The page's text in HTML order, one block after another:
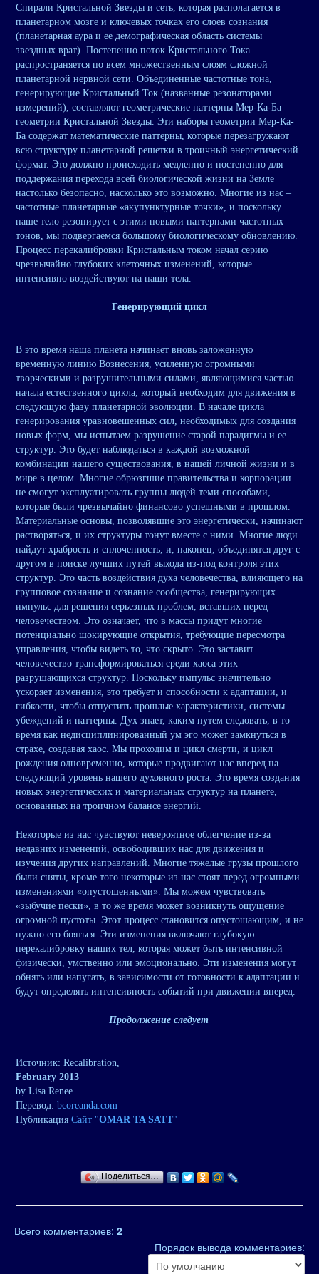
Спирали Кристальной Звезды и сеть, которая располагается в
планетарном мозге и ключевых точках его слоев сознания
(планетарная аура и ее демографическая область системы
звездных врат). Постепенно поток Кристального Тока
распространяется по всем множественным слоям сложной
планетарной нервной сети. Объединенные частотные тона,
генерирующие Кристальный Ток (названные резонаторами
измерений), составляют геометрические паттерны Мер-Ка-Ба
геометрии Кристальной Звезды. Эти наборы геометрии Мер-Ка-
Ба содержат математические паттерны, которые перезагружают
всю структуру планетарной решетки в троичный энергетический
формат. Это должно происходить медленно и постепенно для
поддержания перехода всей биологической жизни на Земле
настолько безопасно, насколько это возможно. Многие из нас –
частотные планетарные «акупунктурные точки», и поскольку
наше тело резонирует с этими новыми паттернами частотных
тонов, мы подвергаемся большому биологическому обновлению.
Процесс перекалибровки Кристальным током начал серию
чрезвычайно глубоких клеточных изменений, которые
интенсивно воздействуют на наши тела.
Генерирующий цикл
В это время наша планета начинает вновь заложенную
временную линию Вознесения, усиленную огромными
творческими и разрушительными силами, являющимися частью
начала естественного цикла, который необходим для движения в
следующую фазу планетарной эволюции. В начале цикла
генерирования уравновешенных сил, необходимых для создания
новых форм, мы испытаем разрушение старой парадигмы и ее
структур. Это будет наблюдаться в каждой возможной
комбинации нашего существования, в нашей личной жизни и в
мире в целом. Многие обрюзгшие правительства и корпорации
не смогут эксплуатировать группы людей теми способами,
которые были чрезвычайно финансово успешными в прошлом.
Материальные основы, позволявшие это энергетически, начинают
растворяться, и их структуры тонут вместе с ними. Многие люди
найдут храбрость и сплоченность, и, наконец, объединятся друг с
другом в поиске лучших путей выхода из-под контроля этих
структур. Это часть воздействия духа человечества, влияющего на
групповое сознание и сознание сообщества, генерирующих
импульс для решения серьезных проблем, вставших перед
человечеством. Это означает, что в массы придут многие
потенциально шокирующие открытия, требующие пересмотра
управления, чтобы видеть то, что скрыто. Это заставит
человечество трансформироваться среди хаоса этих
разрушающихся структур. Поскольку импульс значительно
ускоряет изменения, это требует и способности к адаптации, и
гибкости, чтобы отпустить прошлые характеристики, системы
убеждений и паттерны. Дух знает, каким путем следовать, в то
время как недисциплинированный ум эго может замкнуться в
страхе, создавая хаос. Мы проходим и цикл смерти, и цикл
рождения одновременно, которые продвигают нас вперед на
следующий уровень нашего духовного роста. Это время создания
новых энергетических и материальных структур на планете,
основанных на троичном балансе энергий.
Некоторые из нас чувствуют невероятное облегчение из-за
недавних изменений, освободивших нас для движения и
изучения других направлений. Многие тяжелые грузы прошлого
были сняты, кроме того некоторые из нас стоят перед огромными
изменениями «опустошенными». Мы можем чувствовать
«зыбучие пески», в то же время может возникнуть ощущение
огромной пустоты. Этот процесс становится опустошающим, и не
нужно его бояться. Эти изменения включают глубокую
перекалибровку наших тел, которая может быть интенсивной
физически, умственно или эмоционально. Эти изменения могут
обнять или напугать, в зависимости от готовности к адаптации и
будут определять интенсивность событий при движении вперед.
Продолжение следует
Источник: Recalibration,
February 2013
by Lisa Renee
Перевод: bcoreanda.com
Публикация Сайт "OMAR TA SATT"
Поделиться…
Всего комментариев: 2
Порядок вывода комментариев: